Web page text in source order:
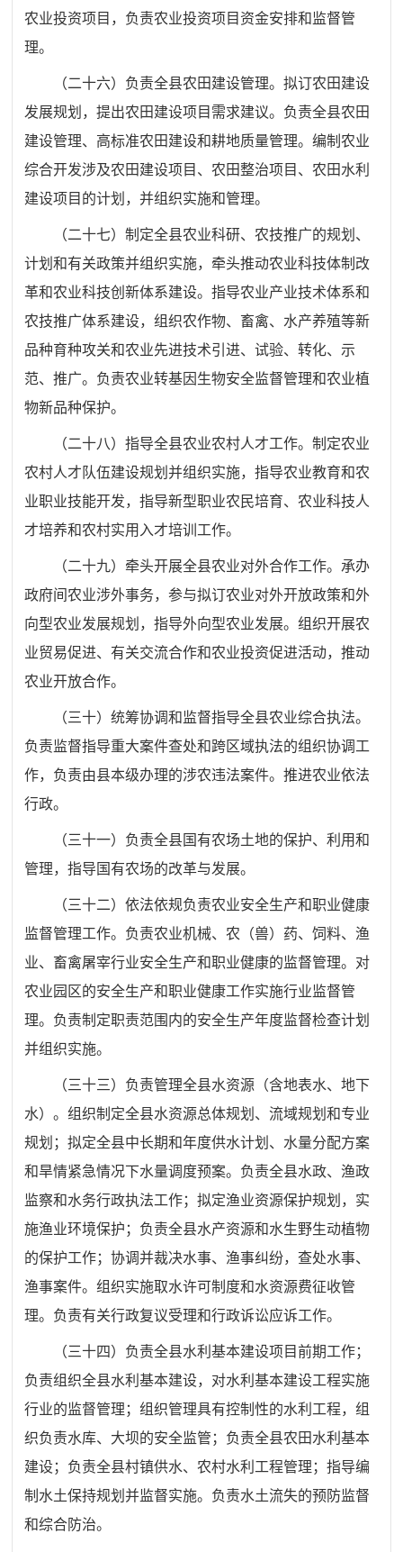
农业投资项目，负责农业投资项目资金安排和 监督管
理。
（二十六） 负责全县农田建设管理。拟订农田建设
发展规划，提出农田建设项目需求建议。负责全县农田
建设管理、高标准农田建设和耕地质量管理。编制农业
综合开发涉及农田建设项目、农田整治项目、农田水利
建设项目的计划，并组织实施和管理。
（二十七）制定全县农业科研、农技推广的规划、
计划和有关政策并组织实施，牵头推动农业科技体制改
革和农业科技创新体系建设。指导农业产业技术体系和
农技推广体系建设，组织农作物、畜禽、水产养殖等新
品种育种攻关和农业先进技术引进、试验、转化、示
范、推广。负责农业转基因生物安全监督管理和农业植
物新品种保护。
（二十八）指导全县农业农村人才工作。制定农业
农村人才 队伍建设规划并组织实施，指导农业教育和农
业职业技能开发，指导新型职业农民培育、农业科技人
才培养和农村实用入才培训 工作。
（二十九）牵头开展全县农业对外合作工作。承办
政府间农业涉外事务，参与拟订农业对外开放政策和外
向型农业发展规划，指导外向型农业发展。组织开展农
业贸易促进、有关交流合作和农业投资促进活动，推动
农业开放合作。
（三十）统筹协调和监督指导全县农业综合执法。
负责监督指导重大案件查处和跨区域执法的组织协调工
作，负责由县本级办理的涉农违法案件。推进农业依法
行政。
（三十一） 负责全县国有农场土地的保护、利用和
管理，指导国有农场的改革与发展。
（三十二）依法依规负责农业安全生产和职业健康
监督管理工作。负责农业机械、农 （兽）药、饲料、渔
业、畜禽屠宰行业安全生产和职业健康的监督管理。对
农业园区的安全生产和职业健康工作实施行业监督管
理。负责制定职责范围内的安全生产年度监督检查计划
并组织实施。
（三十三） 负责管理全县水资源 （含地表水、地下
水）。组织制定全县水资源总体规划、流域规划和专业
规划；拟定全县中长期和年度供水计划、水量分配方案
和旱情紧急情况下水量调度预案。负责全县水政、渔政
监察和水务行政执法工作；拟定渔业资源保护规划，实
施渔业环境保护；负责全县水产资源和水生野生动植物
的保护工作；协调并裁决水事、渔事纠纷，查处水事、
渔事案件。组织实施取水许可制度和水资源费征收管
理。负责有关行政复议受理和行政诉讼应诉工作。
（三十四） 负责全县水利基本建设项目前期工作；
负责组织全县水利基本建设，对水利基本建设工程实施
行业的监督管理；组织管理具有控制性的水利工程，组
织负责水库、大坝的安全监管； 负责全县农田水利基本
建设；负责全县村镇供水、农村水利工程管理；指导编
制水土保持规划并监督实施。负责水土流失的预防监督
和综合防治。